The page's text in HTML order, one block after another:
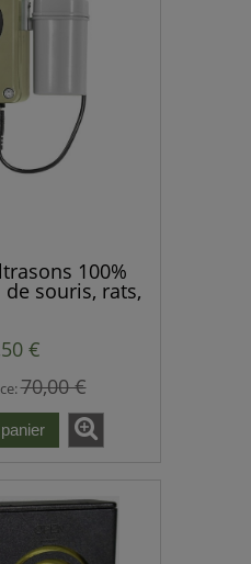
100%
souris, rats,
€
70,00 €